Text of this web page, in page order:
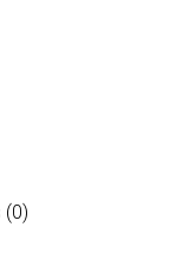
(0)